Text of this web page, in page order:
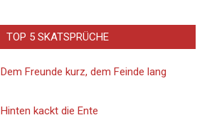
TOP 5 SKATSPRÜCHE
Dem Freunde kurz, dem Feinde lang
Hinten kackt die Ente